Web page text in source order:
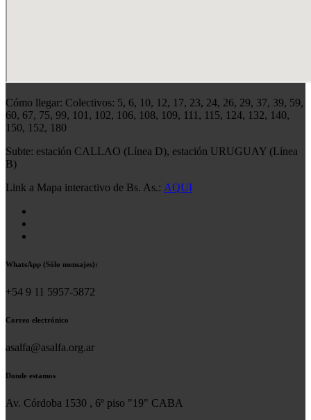
Cómo llegar: Colectivos: 5, 6, 10, 12, 17, 23, 24, 26, 29, 37, 39, 59,
60, 67, 75, 99, 101, 102, 106, 108, 109, 111, 115, 124, 132, 140,
150, 152, 180
Subte: estación CALLAO (Línea D), estación URUGUAY (Línea
B)
Link a Mapa interactivo de Bs. As.: AQUI
WhatsApp (Sólo mensajes):
+54 9 11 5957-5872
Correo electrónico
asalfa@asalfa.org.ar
Donde estamos
Av. Córdoba 1530 , 6º piso "19" CABA